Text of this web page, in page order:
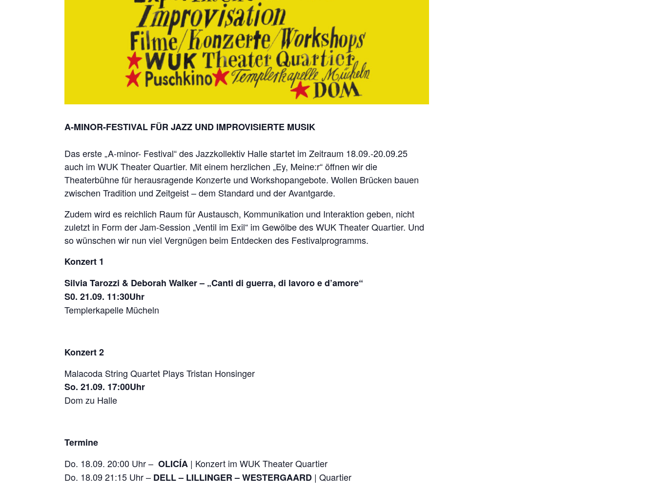
A-MINOR-FESTIVAL FÜR JAZZ UND IMPROVISIERTE MUSIK
Das erste „A-minor- Festival“ des Jazzkollektiv Halle startet im Zeitraum 18.09.-20.09.25
auch im WUK Theater Quartier. Mit einem herzlichen „Ey, Meine:r“ öffnen wir die
Theaterbühne für herausragende Konzerte und Workshopangebote. Wollen Brücken bauen
zwischen Tradition und Zeitgeist – dem Standard und der Avantgarde.
Zudem wird es reichlich Raum für Austausch, Kommunikation und Interaktion geben, nicht
zuletzt in Form der Jam-Session „Ventil im Exil“ im Gewölbe des WUK Theater Quartier. Und
so wünschen wir nun viel Vergnügen beim Entdecken des Festivalprogramms.
Konzert 1
Silvia Tarozzi & Deborah Walker – „Canti di guerra, di lavoro e d’amore“
S0. 21.09. 11:30Uhr
Templerkapelle Mücheln
Konzert 2
Malacoda String Quartet Plays Tristan Honsinger
So. 21.09. 17:00Uhr
Dom zu Halle
Termine
Do. 18.09. 20:00 Uhr – OLICÍA | Konzert im WUK Theater Quartier
Do. 18.09 21:15 Uhr – DELL – LILLINGER – WESTERGAARD | Quartier